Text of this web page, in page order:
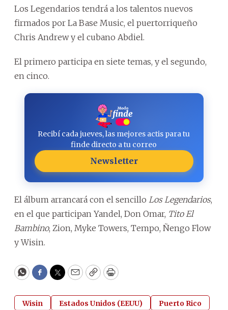
Los Legendarios tendrá a los talentos nuevos
firmados por La Base Music, el puertorriqueño
Chris Andrew y el cubano Abdiel.
El primero participa en siete temas, y el segundo,
en cinco.
Recibí cada jueves, las mejores actis para tu
finde directo a tu correo
Newsletter
El álbum arrancará con el sencillo Los Legendarios,
en el que participan Yandel, Don Omar, Tito El
Bambino, Zion, Myke Towers, Tempo, Ñengo Flow
y Wisin.
WhatsApp
Facebook
Twitter
EmailCopyPrint
Wisin Estados Unidos (EEUU)
Puerto Rico